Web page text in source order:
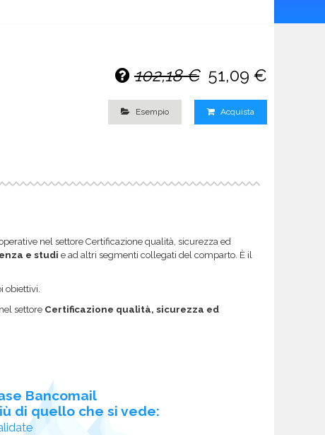
102,18 € 51,09 €
Esempio Acquista
nel settore Certificazione qualità, sicurezza ed
e studi e ad altri segmenti collegati del comparto. È il
obiettivi.
settore Certificazione qualità, sicurezza ed
Bancomail
di quello che si vede: